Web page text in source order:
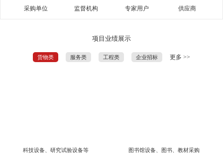
采购单位 监督机构 专家用户 供应商
项目业绩展示
货物类 服务类 工程类 企业招标 更多 >>
科技设备、研究试验设备等 图书馆设备、图书、教材采购